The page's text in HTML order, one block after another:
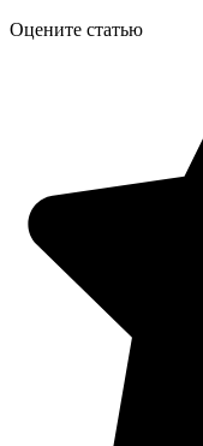
Оцените статью